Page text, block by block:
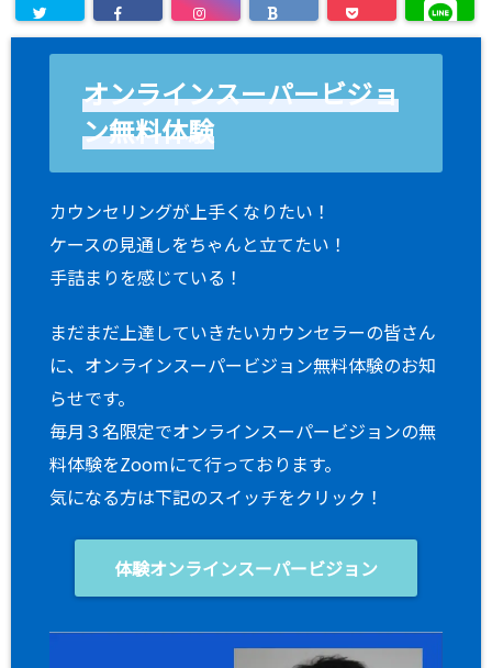
オンラインスーパービジョ
ン無料体験
カウンセリングが上手くなりたい！
ケースの見通しをちゃんと立てたい！
手詰まりを感じている！
まだまだ上達していきたいカウンセラーの皆さん
に、オンラインスーパービジョン無料体験のお知
らせです。
毎月３名限定でオンラインスーパービジョンの無
料体験をZoomにて行っております。
気になる方は下記のスイッチをクリック！
体験オンラインスーパービジョン